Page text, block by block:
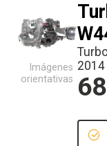
2014
Imágenes
orientativas